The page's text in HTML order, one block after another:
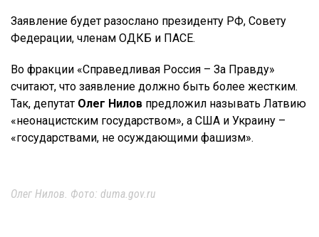
Заявление будет разослано президенту РФ, Совету
Федерации, членам ОДКБ и ПАСЕ.
Во фракции «Справедливая Россия – За Правду»
считают, что заявление должно быть более жестким.
Так, депутат Олег Нилов предложил называть Латвию
«неонацистским государством», а США и Украину –
«государствами, не осуждающими фашизм».
Олег Нилов. Фото: duma.gov.ru